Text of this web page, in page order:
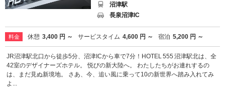
沼津駅
長泉沼津IC
料金 休憩 3,400 円 ～ サービスタイム 4,600 円 ～ 宿泊 5,200 円 ～
JR沼津駅北口から徒歩5分、沼津ICから車で7分！HOTEL 555 沼津駅北は、全
42室のデザイナーズホテル。 悦びの新大陸へ。 わたしたちがお連れするの
は、まだ見ぬ新境地。 さあ、今、追い風に乗って10の新世界へ踏み入れてみ
よ...